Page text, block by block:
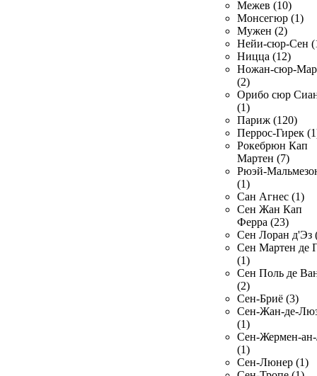
Межев (10)
Монсегюр (1)
Мужен (2)
Нейи-сюр-Сен
Ницца (12)
Ножан-сюр-
(2)
Орибо сюр
(1)
Париж (120)
Перрос-Гирек
Рокебрюн Кап
Мартен (7)
Рюэй-
(1)
Сан Агнес (1)
Сен Жан Кап
Ферра (23)
Сен Лоран д'Эз
Сен Мартен де
(1)
Сен Поль де
(2)
Сен-Бриё (3)
Сен-Жан-де-
(1)
Сен-Жермен-
(1)
Сен-Люнер (1)